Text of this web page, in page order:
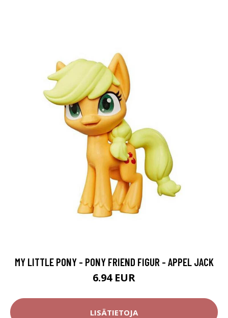
MY LITTLE PONY - PONY FRIEND FIGUR - APPEL JACK
6.94 EUR
LISÄTIETOJA